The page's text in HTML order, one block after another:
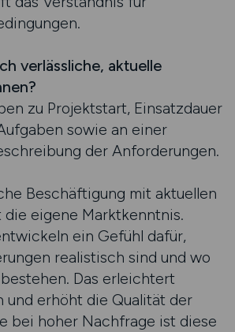
verlässliche, aktuelle
zu Projektstart, Einsatzdauer
sowie an einer
der Anforderungen.
Beschäftigung mit aktuellen
eigene Marktkenntnis.
ein Gefühl dafür,
realistisch sind und wo
Das erleichtert
und erhöht die Qualität der
bei hoher Nachfrage ist diese